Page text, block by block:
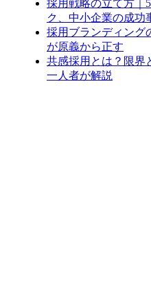
採用戦略の立て方｜
ク、中小企業の成功
採用ブランディング
が原義から正す
共感採用とは？限界
一人者が解説